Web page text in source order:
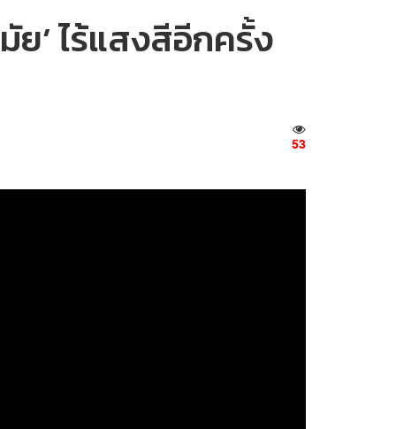
ย’ ไร้แสงสีอีกครั้ง
53